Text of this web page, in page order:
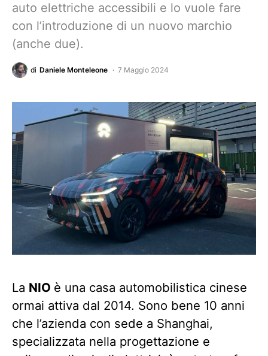
auto elettriche accessibili e lo vuole fare
con l’introduzione di un nuovo marchio
(anche due).
di Daniele Monteleone 7 Maggio 2024
La NIO è una casa automobilistica cinese
ormai attiva dal 2014. Sono bene 10 anni
che l’azienda con sede a Shanghai,
specializzata nella progettazione e